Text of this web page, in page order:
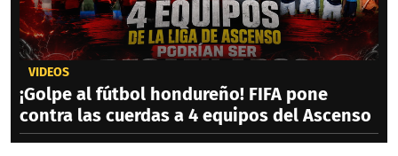
VIDEOS
¡Golpe al fútbol hondureño! FIFA pone
contra las cuerdas a 4 equipos del Ascenso